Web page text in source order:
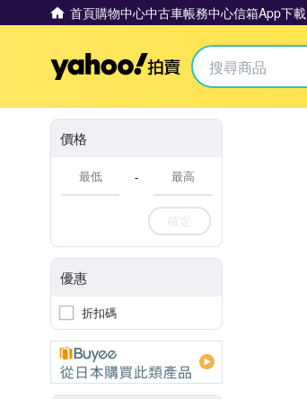
首頁購物中心中古車帳務中心信箱App下載
Yahoo拍賣
價格
-
確定
優惠
折扣碼